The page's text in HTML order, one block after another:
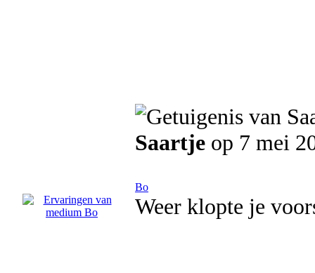
Saartje op 7 mei
Bo
Weer klopte je